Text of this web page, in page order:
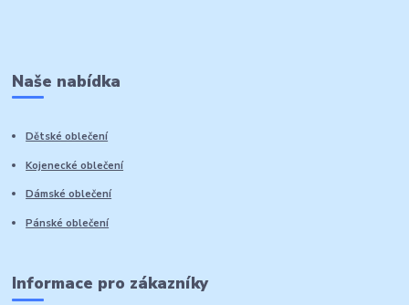
Naše nabídka
Dětské oblečení
Kojenecké oblečení
Dámské oblečení
Pánské oblečení
Informace pro zákazníky